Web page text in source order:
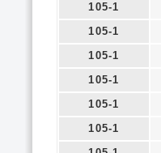
105-1
105-1
105-1
105-1
105-1
105-1